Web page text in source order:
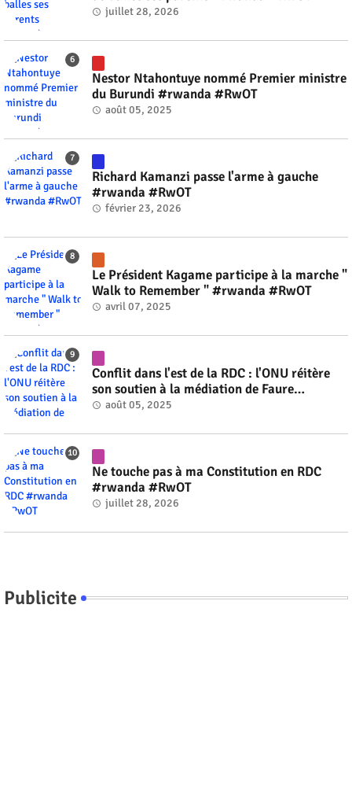
juillet 28, 2026
Nestor Ntahontuye nommé Premier ministre
du Burundi #rwanda #RwOT
août 05, 2025
Richard Kamanzi passe l'arme à gauche
#rwanda #RwOT
février 23, 2026
Le Président Kagame participe à la marche "
Walk to Remember " #rwanda #RwOT
avril 07, 2025
Conflit dans l'est de la RDC : l'ONU réitère
son soutien à la médiation de Faure
Gnassingbé #rwanda #RwOT
août 05, 2025
Ne touche pas à ma Constitution en RDC
#rwanda #RwOT
juillet 28, 2026
Publicite